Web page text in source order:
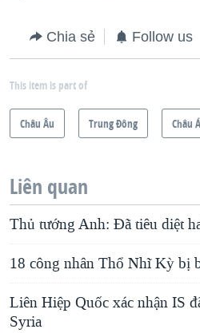
Chia sẻ Follow us
This item is part of
Châu Âu Trung Ðông Châu
Liên quan
Thủ tướng Anh: Đã tiêu diệt
18 công nhân Thổ Nhĩ Kỳ bị
Liên Hiệp Quốc xác nhận IS
Syria